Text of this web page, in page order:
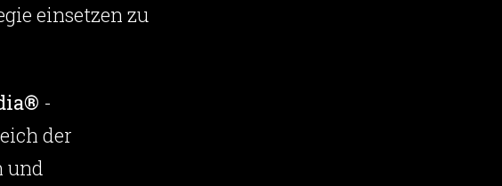
einsetzen zu
-
der
und